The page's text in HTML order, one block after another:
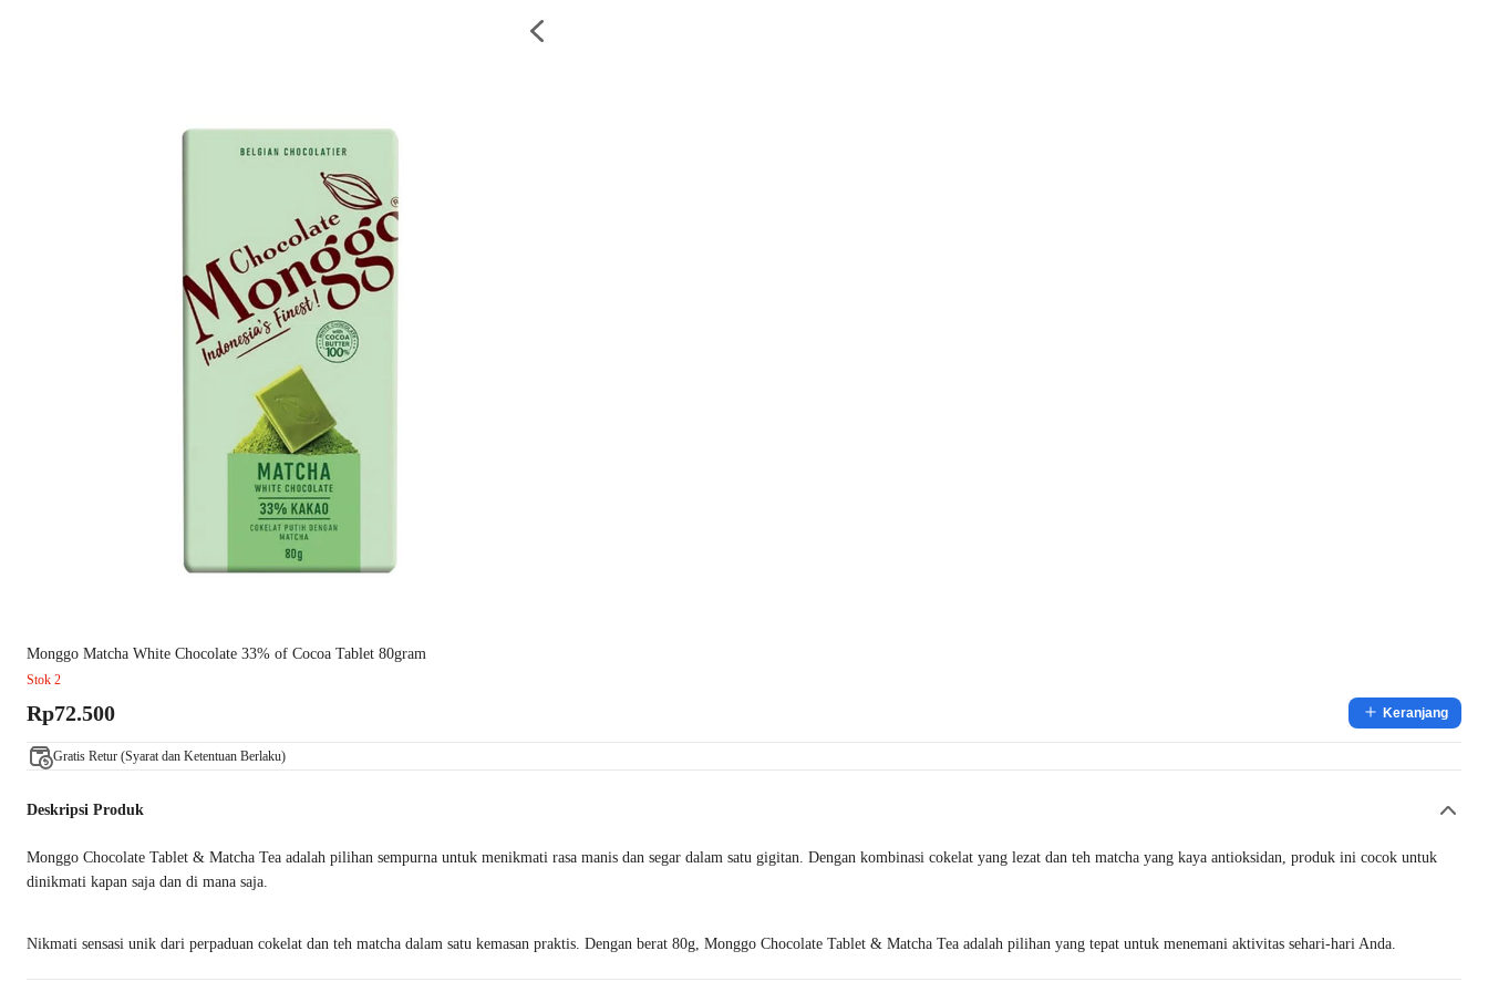
Monggo Matcha White Chocolate 33% of Cocoa Tablet 80gram
Stok 2
Rp72.500 Keranjang
Gratis Retur (Syarat dan Ketentuan Berlaku)
Deskripsi Produk
Monggo Chocolate Tablet & Matcha Tea adalah pilihan sempurna untuk menikmati rasa manis dan segar dalam satu gigitan. Dengan kombinasi cokelat yang lezat dan teh matcha yang kaya antioksidan, produk ini cocok untuk
dinikmati kapan saja dan di mana saja.
Nikmati sensasi unik dari perpaduan cokelat dan teh matcha dalam satu kemasan praktis. Dengan berat 80g, Monggo Chocolate Tablet & Matcha Tea adalah pilihan yang tepat untuk menemani aktivitas sehari-hari Anda.